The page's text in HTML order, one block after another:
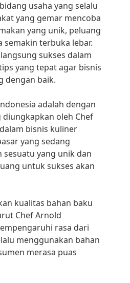
usaha yang selalu
yang gemar mencoba
yang unik, peluang
terbuka lebar.
sukses dalam
yang tepat agar bisnis
dengan baik.
adalah dengan
diungkapkan oleh Chef
bisnis kuliner
yang sedang
yang unik dan
untuk sukses akan
kualitas bahan baku
Chef Arnold
rasa dari
menggunakan bahan
merasa puas